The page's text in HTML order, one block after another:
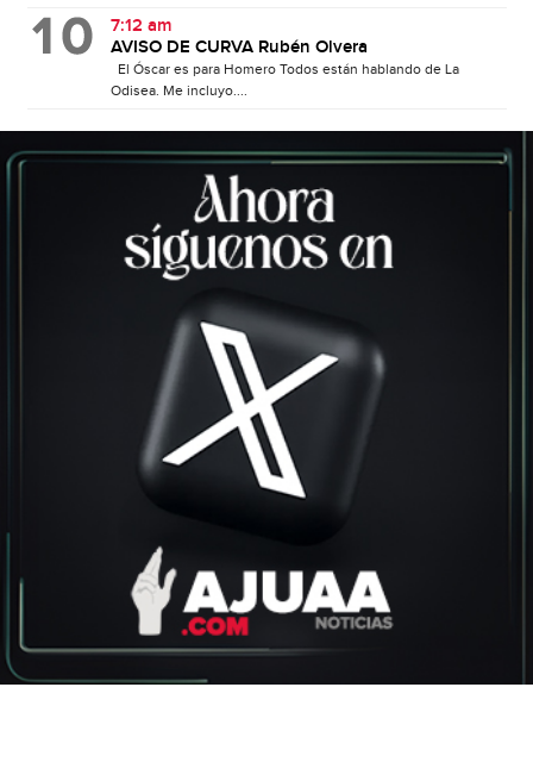
7:12 am
AVISO DE CURVA Rubén Olvera
El Óscar es para Homero Todos están hablando de La
Odisea. Me incluyo....